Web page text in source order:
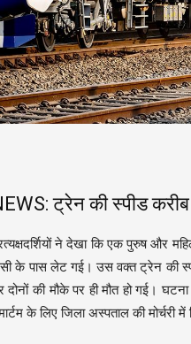
ट्रेन की स्पीड करीब
ने देखा कि एक पुरुष और
के पास लेट गई। उस वक्त ट्रेन की
की मौके पर ही मौत हो गई।
के लिए जिला अस्पताल की मोर्चरी में